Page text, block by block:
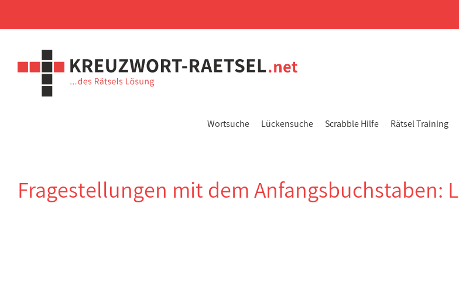
Wortsuche Lückensuche Scrabble Hilfe Rätsel Training
Fragestellungen mit dem Anfangsbuchstaben: L